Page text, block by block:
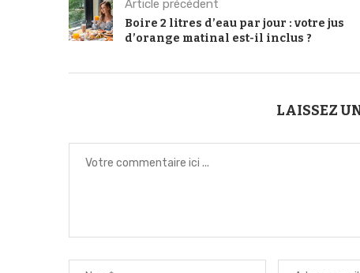
Article précédent
Boire 2 litres d’eau par jour : votre jus
d’orange matinal est-il inclus ?
LAISSEZ